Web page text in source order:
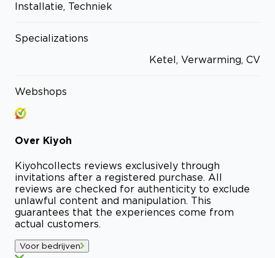
Installatie, Techniek
Specializations
Ketel, Verwarming, CV
Webshops
Over Kiyoh
Kiyohcollects reviews exclusively through
invitations after a registered purchase. All
reviews are checked for authenticity to exclude
unlawful content and manipulation. This
guarantees that the experiences come from
actual customers.
Voor bedrijven